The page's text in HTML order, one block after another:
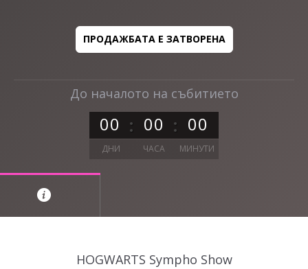
До началото на събитието
00 00 00
ДНИ ЧАСА МИНУТИ
ПРОДАЖБАТА Е ЗАТВОРЕНА
HOGWARTS Sympho Show